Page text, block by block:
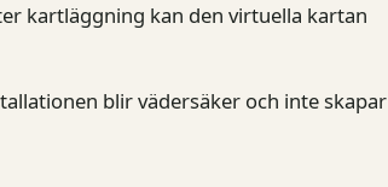
kartläggning kan den virtuella kartan
blir vädersäker och inte skapar